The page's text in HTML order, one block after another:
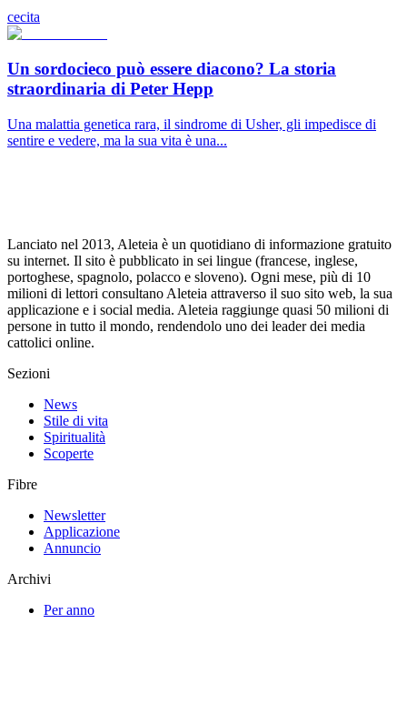
cecita
Un sordocieco può essere diacono? La storia
straordinaria di Peter Hepp
Una malattia genetica rara, il sindrome di Usher, gli impedisce di
sentire e vedere, ma la sua vita è una...
Lanciato nel 2013, Aleteia è un quotidiano di informazione gratuito
su internet. Il sito è pubblicato in sei lingue (francese, inglese,
portoghese, spagnolo, polacco e sloveno). Ogni mese, più di 10
milioni di lettori consultano Aleteia attraverso il suo sito web, la sua
applicazione e i social media. Aleteia raggiunge quasi 50 milioni di
persone in tutto il mondo, rendendolo uno dei leader dei media
cattolici online.
Sezioni
News
Stile di vita
Spiritualità
Scoperte
Fibre
Newsletter
Applicazione
Annuncio
Archivi
Per anno